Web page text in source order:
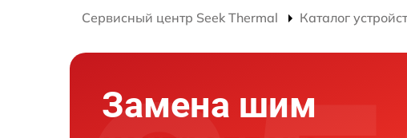
Сервисный центр Seek Thermal Каталог
Замена шим